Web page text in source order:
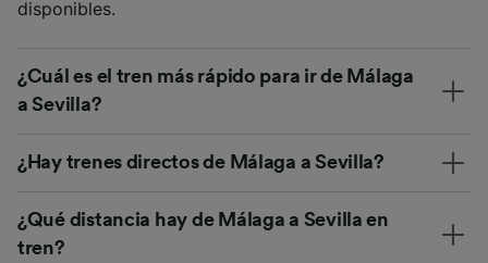
disponibles.
¿Cuál es el tren más rápido para ir de Málaga
a Sevilla?
¿Hay trenes directos de Málaga a Sevilla?
¿Qué distancia hay de Málaga a Sevilla en
tren?